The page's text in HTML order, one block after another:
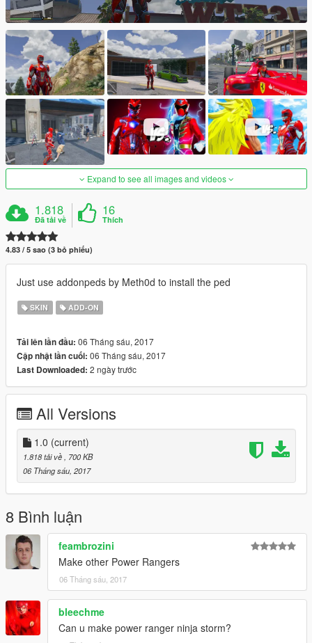
Expand to see all images and videos
1.818
Đã tải về
16
Thích
4.83 / 5 sao (3 bỏ phiếu)
Just use addonpeds by Meth0d to install the ped
SKIN ADD-ON
Tải lên lần đầu: 06 Tháng sáu, 2017
Cập nhật lần cuối: 06 Tháng sáu, 2017
Last Downloaded: 2 ngày trước
All Versions
1.0 (current)
1.818 tải về
, 700 KB
06 Tháng sáu, 2017
8 Bình luận
feambrozini
Make other Power Rangers
06 Tháng sáu, 2017
bleechme
Can u make power ranger ninja storm?